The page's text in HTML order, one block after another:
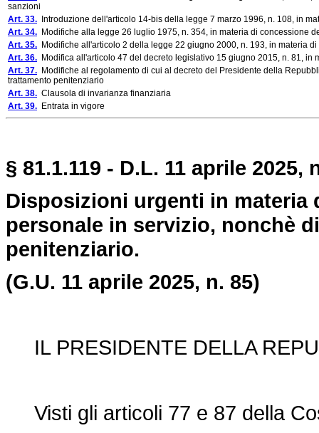
sanzioni
Art. 33. Introduzione dell'articolo 14-bis della legge 7 marzo 1996, n. 108, in
Art. 34. Modifiche alla legge 26 luglio 1975, n. 354, in materia di concessione
Art. 35. Modifiche all'articolo 2 della legge 22 giugno 2000, n. 193, in materia
Art. 36. Modifica all'articolo 47 del decreto legislativo 15 giugno 2015, n. 81, in
Art. 37. Modifiche al regolamento di cui al decreto del Presidente della
trattamento penitenziario
Art. 38. Clausola di invarianza finanziaria
Art. 39. Entrata in vigore
§ 81.1.119 - D.L. 11 aprile 2025,
Disposizioni urgenti in materia
personale in servizio, nonchè
penitenziario.
(G.U. 11 aprile 2025, n. 85)
IL PRESIDENTE DELLA
Visti gli articoli 77 e 87 della